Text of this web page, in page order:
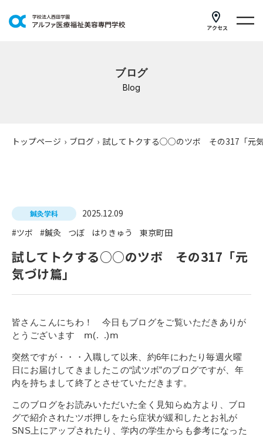
アクセス
研修・講座
寄付金のご案内
在校生の皆さまへ
卒業生の皆さまへ
新着情報
ブログ
コラム
ブログ
Blog
トップページ › ブログ › 試してトクする○○のツボ その317「元
鍼灸学科
2025.12.09
#ツボ
#鍼灸 つぼ はりきゅう 東京町田
試してトクする○○のツボ その317「元
気づけ篇」
皆さんこんにちわ！ 今日もブログをご覧いただきありが
とうございます ⅿ(. .)ⅿ
突然ですが・・・入職して以来、約6年にわたり毎週火曜
日にお届けしてきましたこの“試ツボ”のブログですが、年
内を持ちまして終了とさせていただきます。
このブログをお読みいただいた全く見知らぬ方より、ブロ
グで紹介されたツボ押しをたら症状が緩和したとお礼が
SNS上にアップされたり、学内の学生からも参考になった